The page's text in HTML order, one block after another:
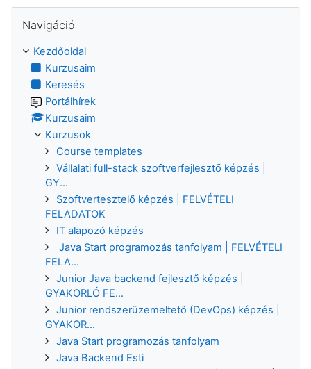
Navigáció
Kezdőoldal
Kurzusaim
Keresés
Portálhírek
Kurzusaim
Kurzusok
Course templates
Vállalati full-stack szoftverfejlesztő képzés |
GY...
Szoftvertesztelő képzés | FELVÉTELI
FELADATOK
IT alapozó képzés
Java Start programozás tanfolyam | FELVÉTELI
FELA...
Junior Java backend fejlesztő képzés |
GYAKORLÓ FE...
Junior rendszerüzemeltető (DevOps) képzés |
GYAKOR...
Java Start programozás tanfolyam
Java Backend Esti